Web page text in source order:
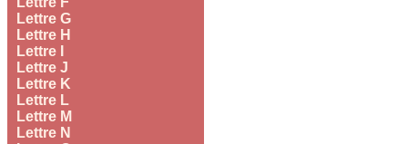
Lettre G
Lettre H
Lettre I
Lettre J
Lettre K
Lettre L
Lettre M
Lettre N